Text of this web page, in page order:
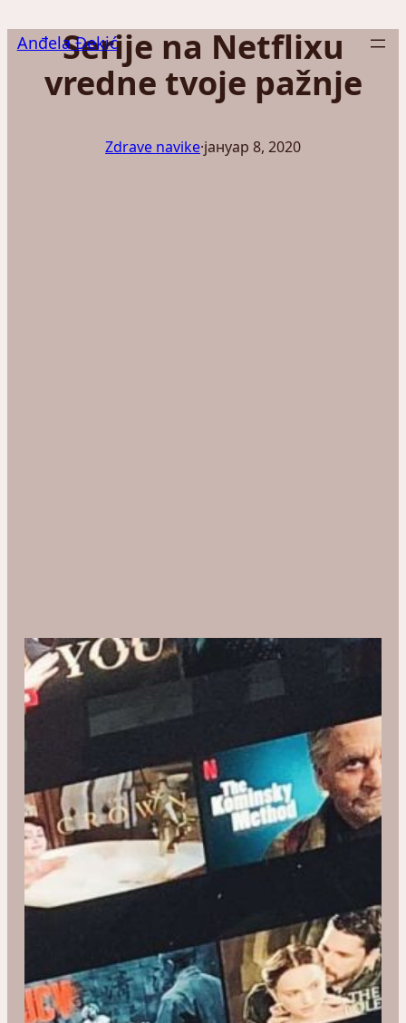
на
Anđela Đekić
Serije na Netflixu
vredne tvoje pažnje
Zdrave navike·јануар 8, 2020